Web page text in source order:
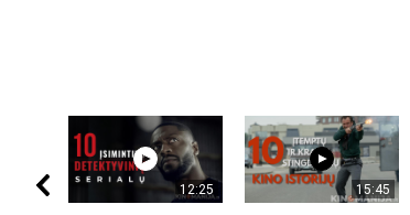
12:25 15:45